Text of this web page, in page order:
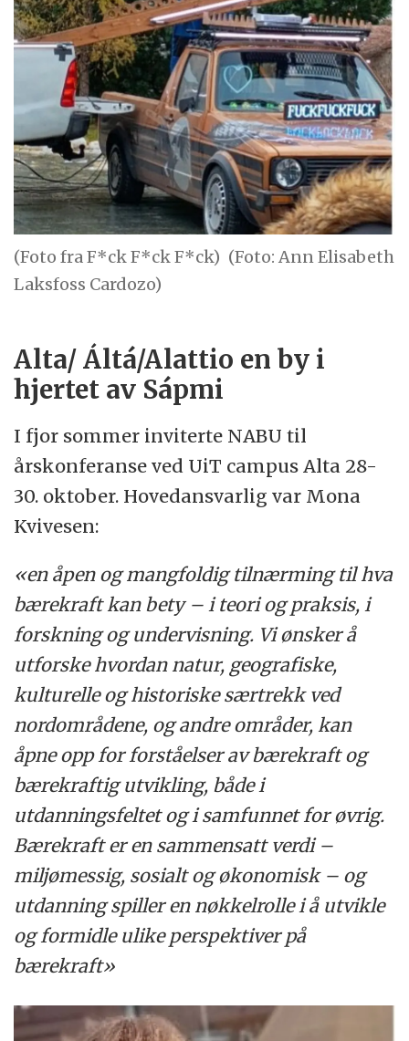
(Foto fra F*ck F*ck F*ck) (Foto: Ann Elisabeth
Laksfoss Cardozo)
Alta/ Áltá/Alattio en by i
hjertet av Sápmi
I fjor sommer inviterte NABU til
årskonferanse ved UiT campus Alta 28-
30. oktober. Hovedansvarlig var Mona
Kvivesen:
«en åpen og mangfoldig tilnærming til hva
bærekraft kan bety – i teori og praksis, i
forskning og undervisning. Vi ønsker å
utforske hvordan natur, geografiske,
kulturelle og historiske særtrekk ved
nordområdene, og andre områder, kan
åpne opp for forståelser av bærekraft og
bærekraftig utvikling, både i
utdanningsfeltet og i samfunnet for øvrig.
Bærekraft er en sammensatt verdi –
miljømessig, sosialt og økonomisk – og
utdanning spiller en nøkkelrolle i å utvikle
og formidle ulike perspektiver på
bærekraft»